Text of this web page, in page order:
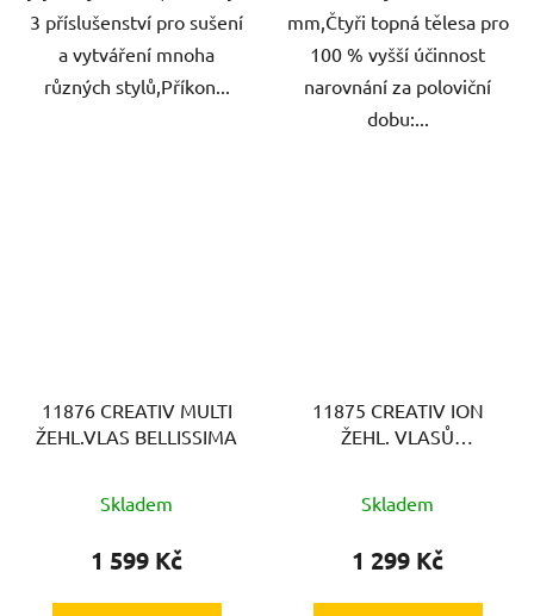
3 příslušenství pro sušení
a vytváření mnoha
různých stylů,Příkon...
mm,Čtyři topná tělesa pro
100 % vyšší účinnost
narovnání za poloviční
dobu:...
11876 CREATIV MULTI
ŽEHL.VLAS BELLISSIMA
Skladem
1 599 Kč
11875 CREATIV ION
ŽEHL. VLASŮ
Skladem
1 299 Kč